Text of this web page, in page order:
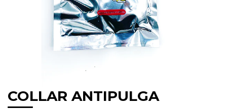
COLLAR ANTIPULGA